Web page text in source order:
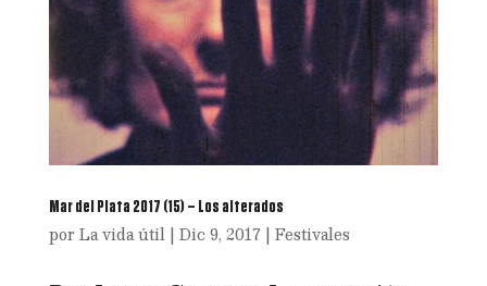
Mar del Plata 2017 (15) – Los alterados
por La vida útil| Dic 9, 2017| Festivales